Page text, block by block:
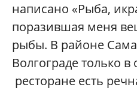
написано «Рыба,
поразившая меня
рыбы. В районе
Волгограде только
ресторане есть